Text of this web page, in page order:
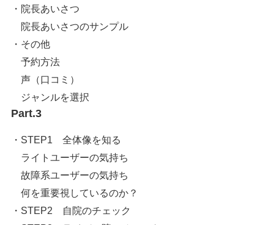
・院長あいさつ
院長あいさつのサンプル
・その他
予約方法
声（口コミ）
ジャンルを選択
Part.3
・STEP1 全体像を知る
ライトユーザーの気持ち
故障系ユーザーの気持ち
何を重要視しているのか？
・STEP2 自院のチェック